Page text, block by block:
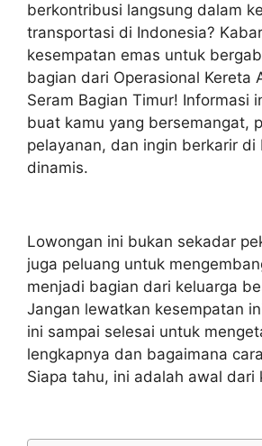
berkontribusi langsung dalam
transportasi di Indonesia?
kesempatan emas untuk
bagian dari Operasional Kereta
Seram Bagian Timur! Informasi
buat kamu yang bersemangat,
pelayanan, dan ingin berkarir di
dinamis.
Lowongan ini bukan sekadar
juga peluang untuk
menjadi bagian dari keluarga
Jangan lewatkan kesempatan
ini sampai selesai untuk
lengkapnya dan bagaimana
Siapa tahu, ini adalah awal dari